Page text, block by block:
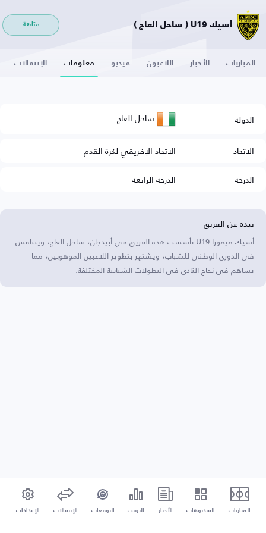
أسيك U19 ( ساحل العاج ) متابعة
المباريات الأخبار اللاعبون فيديو معلومات الإنتقالات
الدولة ساحل العاج
الاتحاد
الاتحاد الإفريقي لكرة القدم
الدرجة
الدرجة الرابعة
نبذة عن الفريق
أسيك ميموزا U19 تأسست هذه الفريق في أبيدجان، ساحل العاج، ويتنافس
في الدوري الوطني للشباب، ويشتهر بتطوير اللاعبين الموهوبين، مما
يساهم في نجاح النادي في البطولات الشبابية المختلفة.
المباريات الفيديوهات الأخبار الترتيب التوقعات الإنتقالات الإعدادات